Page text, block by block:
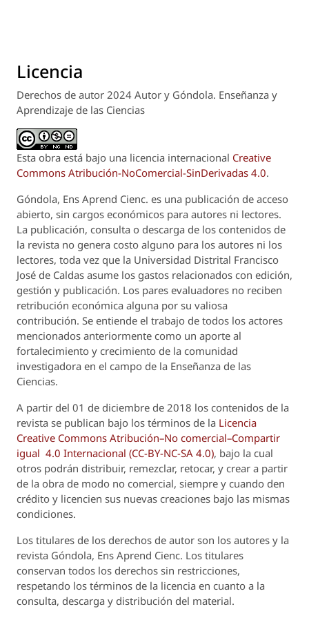
Licencia
Derechos de autor 2024 Autor y Góndola. Enseñanza y
Aprendizaje de las Ciencias
Esta obra está bajo una licencia internacional Creative
Commons Atribución-NoComercial-SinDerivadas 4.0.
Góndola, Ens Aprend Cienc. es una publicación de acceso
abierto, sin cargos económicos para autores ni lectores.
La publicación, consulta o descarga de los contenidos de
la revista no genera costo alguno para los autores ni los
lectores, toda vez que la Universidad Distrital Francisco
José de Caldas asume los gastos relacionados con edición,
gestión y publicación. Los pares evaluadores no reciben
retribución económica alguna por su valiosa
contribución. Se entiende el trabajo de todos los actores
mencionados anteriormente como un aporte al
fortalecimiento y crecimiento de la comunidad
investigadora en el campo de la Enseñanza de las
Ciencias.
A partir del 01 de diciembre de 2018 los contenidos de la
revista se publican bajo los términos de la Licencia
Creative Commons Atribución–No comercial–Compartir
igual 4.0 Internacional (CC-BY-NC-SA 4.0), bajo la cual
otros podrán distribuir, remezclar, retocar, y crear a partir
de la obra de modo no comercial, siempre y cuando den
crédito y licencien sus nuevas creaciones bajo las mismas
condiciones.
Los titulares de los derechos de autor son los autores y la
revista Góndola, Ens Aprend Cienc. Los titulares
conservan todos los derechos sin restricciones,
respetando los términos de la licencia en cuanto a la
consulta, descarga y distribución del material.